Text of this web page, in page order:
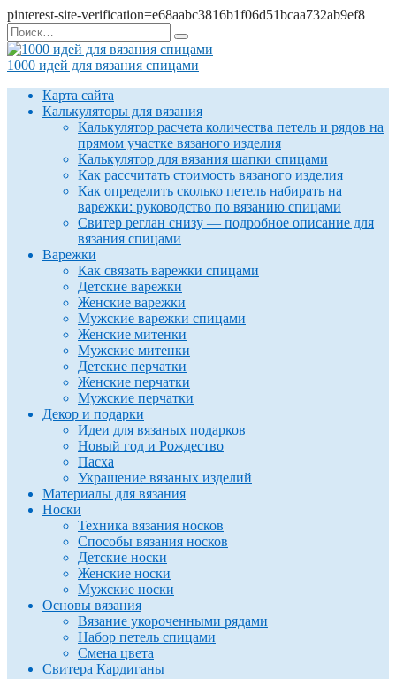
pinterest-site-verification=e68aabc3816b1f06d51bcaa732ab9ef8
Перейти
к
содержанию
Search
for:
1000 идей для вязания спицами
Карта сайта
Калькуляторы для вязания
Калькулятор расчета количества петель и рядов на
прямом участке вязаного изделия
Калькулятор для вязания шапки спицами
Как рассчитать стоимость вязаного изделия
Как определить сколько петель набирать на
варежки: руководство по вязанию спицами
Свитер реглан снизу — подробное описание для
вязания спицами
Варежки
Как связать варежки спицами
Детские варежки
Женские варежки
Мужские варежки спицами
Женские митенки
Мужские митенки
Детские перчатки
Женские перчатки
Мужские перчатки
Декор и подарки
Идеи для вязаных подарков
Новый год и Рождество
Пасха
Украшение вязаных изделий
Материалы для вязания
Носки
Техника вязания носков
Способы вязания носков
Детские носки
Женские носки
Мужские носки
Основы вязания
Вязание укороченными рядами
Набор петель спицами
Смена цвета
Свитера Кардиганы